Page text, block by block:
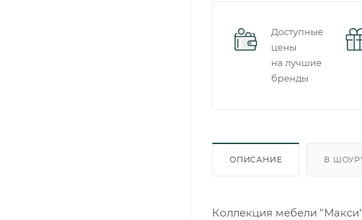
Доступные
цены
на лучшие
бренды
ОПИСАНИЕ В
Коллекция мебели